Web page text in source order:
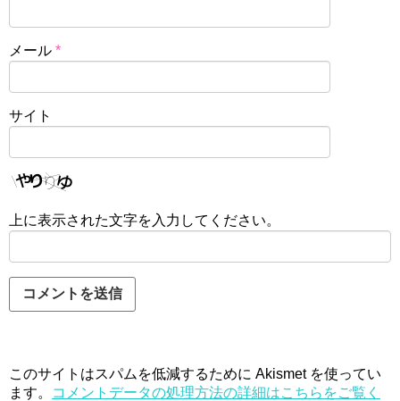
メール *
サイト
上に表示された文字を入力してください。
このサイトはスパムを低減するために Akismet を使ってい
ます。
コメントデータの処理方法の詳細はこちらをご覧く